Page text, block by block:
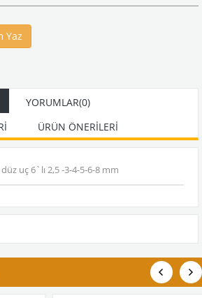
Yaz
YORUMLAR(0)
ÜRÜN ÖNERILERI
düz uç 6`lı 2,5 -3-4-5-6-8 mm